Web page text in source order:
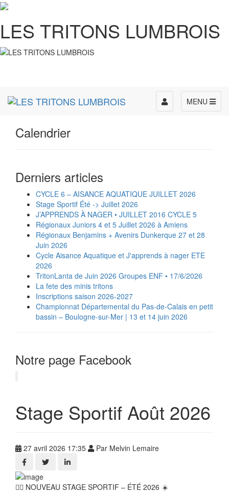
LES TRITONS LUMBROIS
MENU
Toggle
navigation
Calendrier
Derniers articles
CYCLE 6 – AISANCE AQUATIQUE JUILLET 2026
Stage Sportif Été -> Juillet 2026
J’APPRENDS À NAGER • JUILLET 2016 CYCLE 5
Régionaux Juniors 4 et 5 Juillet 2026 à Amiens
Régionaux Benjamins + Avenirs Dunkerque 27 et 28
Juin 2026
Cycle Aisance Aquatique et J'apprends à nager ETE
2026
TritonLanta de Juin 2026 Groupes ENF • 17/6/2026
La fete des minis tritons
Inscriptions saison 2026-2027
‍️Championnat Départemental du Pas-de-Calais en petit
bassin – Boulogne-sur-Mer | 13 et 14 juin 2026
Notre page Facebook
Stage Sportif Août 2026
27 avril 2026 17:35 Par Melvin Lemaire
🏊‍♂️ NOUVEAU STAGE SPORTIF – ÉTÉ 2026 ☀️